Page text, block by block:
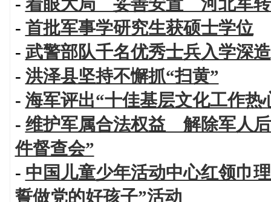
- 首批军事学研究生获硕士学位
- 武警部队千名优秀士兵入学深造
- 洪泽县坚持不懈抓“扫黄”
- 海军评出“十佳基层文化工作热
- 维护军属合法权益 解除军人
件督查会”
- 中国儿童少年活动中心红领巾
誓做党的好孩子”活动